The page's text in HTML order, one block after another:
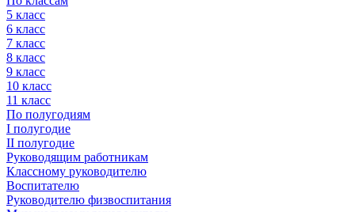
5 класс
6 класс
7 класс
8 класс
9 класс
10 класс
11 класс
По полугодиям
I полугодие
II полугодие
Руководящим работникам
Классному руководителю
Воспитателю
Руководителю физвоспитания